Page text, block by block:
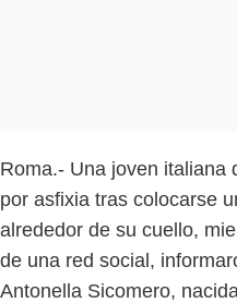
Roma.- Una joven italiana
por asfixia tras colocarse
alrededor de su cuello,
de una red social,
Antonella Sicomero,